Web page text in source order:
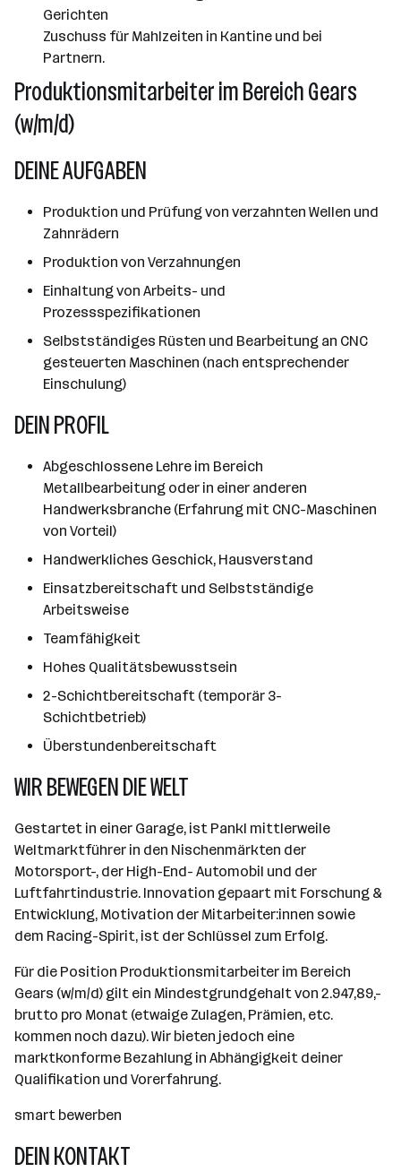
Gerichten
Zuschuss für Mahlzeiten in Kantine und bei
Partnern.
Produktionsmitarbeiter im Bereich Gears
(w/m/d)
DEINE AUFGABEN
Produktion und Prüfung von verzahnten Wellen und
Zahnrädern
Produktion von Verzahnungen
Einhaltung von Arbeits- und
Prozessspezifikationen
Selbstständiges Rüsten und Bearbeitung an CNC
gesteuerten Maschinen (nach entsprechender
Einschulung)
DEIN PROFIL
Abgeschlossene Lehre im Bereich
Metallbearbeitung oder in einer anderen
Handwerksbranche (Erfahrung mit CNC-Maschinen
von Vorteil)
Handwerkliches Geschick, Hausverstand
Einsatzbereitschaft und Selbstständige
Arbeitsweise
Teamfähigkeit
Hohes Qualitätsbewusstsein
2-Schichtbereitschaft (temporär 3-
Schichtbetrieb)
Überstundenbereitschaft
WIR BEWEGEN DIE WELT
Gestartet in einer Garage, ist Pankl mittlerweile
Weltmarktführer in den Nischenmärkten der
Motorsport-, der High-End- Automobil und der
Luftfahrtindustrie. Innovation gepaart mit Forschung &
Entwicklung, Motivation der Mitarbeiter:innen sowie
dem Racing-Spirit, ist der Schlüssel zum Erfolg.
Für die Position Produktionsmitarbeiter im Bereich
Gears (w/m/d) gilt ein Mindestgrundgehalt von 2.947,89,-
brutto pro Monat (etwaige Zulagen, Prämien, etc.
kommen noch dazu). Wir bieten jedoch eine
marktkonforme Bezahlung in Abhängigkeit deiner
Qualifikation und Vorerfahrung.
smart bewerben
DEIN KONTAKT